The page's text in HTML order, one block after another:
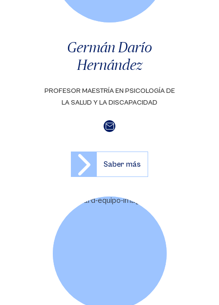
Germán Darío
Hernández
PROFESOR MAESTRÍA EN PSICOLOGÍA DE
LA SALUD Y LA DISCAPACIDAD
Saber más